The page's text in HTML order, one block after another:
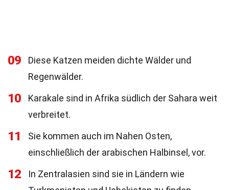
09
Diese Katzen meiden dichte Wälder und
Regenwälder.
10
Karakale sind in Afrika südlich der Sahara weit
verbreitet.
11
Sie kommen auch im Nahen Osten,
einschließlich der arabischen Halbinsel, vor.
12
In Zentralasien sind sie in Ländern wie